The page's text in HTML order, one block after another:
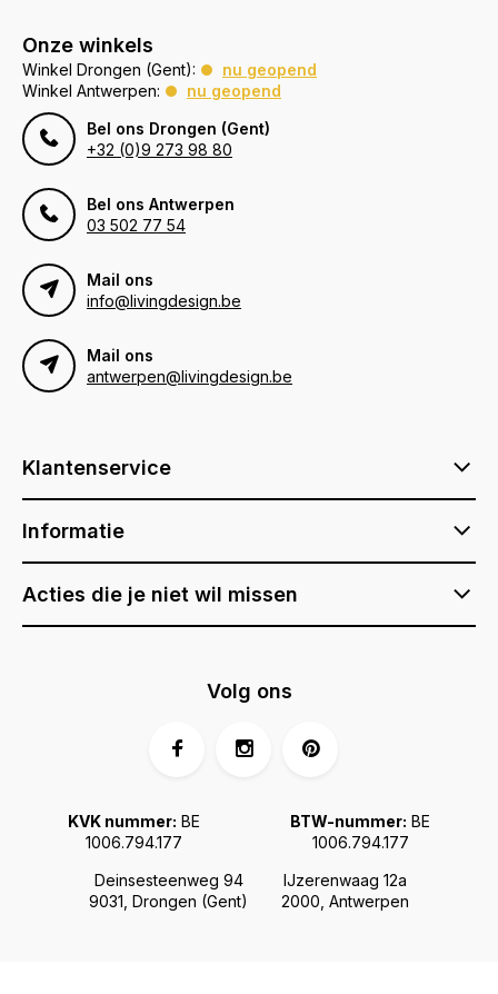
Onze winkels
Winkel Drongen (Gent):
nu geopend
Winkel Antwerpen:
nu geopend
Bel ons Drongen (Gent)
+32 (0)9 273 98 80
Bel ons Antwerpen
03 502 77 54
Mail ons
info@livingdesign.be
Mail ons
antwerpen@livingdesign.be
Klantenservice
Informatie
Acties die je niet wil missen
Deinsesteenweg 94
9031, Drongen (Gent)
IJzerenwaag 12a
2000, Antwerpen
KVK nummer: BE
1006.794.177
BTW-nummer: BE
1006.794.177
Volg ons